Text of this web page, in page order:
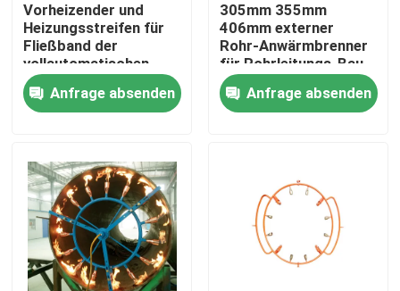
Treten Sie mit uns in Verbindung
Fordern Sie ein Zitat
Rohrleitungs-Maschinen
Rohrleitungs-Schicht
Lohn-Schweißer
Vorheizender und
Heizungsstreifen für
Fließband der
vollautomatischen
Fertigung
Schweißverfahren
Anfrage absenden
305mm 355mm
406mm externer
Rohr-Anwärmbrenner
für Rohrleitungs-Bau
Anfrage absenden